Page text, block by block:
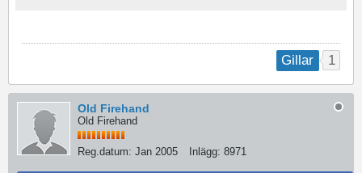
Gillar 1
Old Firehand
Old Firehand
Reg.datum: Jan 2005 Inlägg: 8971